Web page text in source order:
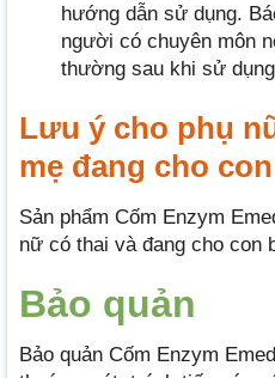
hướng dẫn sử dụng.
người có chuyên môn
thường sau khi sử
Lưu ý cho phụ
mẹ đang cho
Sản phẩm Cốm Enzym
nữ có thai và đang cho con
Bảo quản
Bảo quản Cốm Enzym